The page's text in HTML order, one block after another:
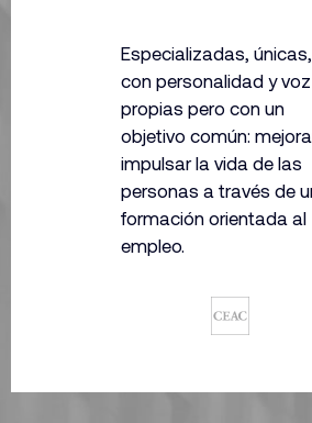
Especializadas, únicas,
con personalidad y voz
propias pero con un
objetivo común:
impulsar la vida de las
personas a través de
formación orientada al
empleo.